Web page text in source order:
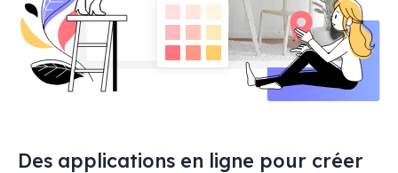
Des applications en ligne pour créer